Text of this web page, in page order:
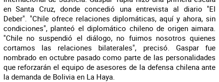
en Santa Cruz, donde concedió una entrevista al diario "El
Deber". "Chile ofrece relaciones diplomáticas, aquí y ahora, sin
condiciones", planteó el diplomático chileno de origen aimara.
"Chile no suspendió el diálogo, no fuimos nosotros quienes
cortamos las relaciones bilaterales", precisó. Gaspar fue
nombrado en octubre pasado como parte de las personalidades
que reforzarán el equipo de asesores de la defensa chilena ante
la demanda de Bolivia en La Haya.